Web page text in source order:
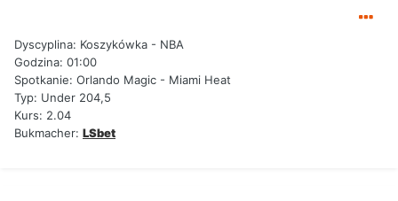
Dyscyplina: Koszykówka - NBA
Godzina: 01:00
Spotkanie: Orlando Magic - Miami Heat
Typ: Under 204,5
Kurs: 2.04
Bukmacher: LSbet